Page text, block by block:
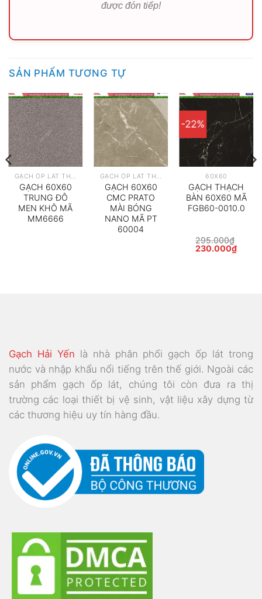
được đón tiếp!
SẢN PHẨM TƯƠNG TỰ
GẠCH ỐP LÁT THEO HÃNG
GẠCH 60X60
TRUNG ĐÔ
MEN KHÔ MÃ
MM6666
GẠCH ỐP LÁT THEO HÃNG
GẠCH 60X60
CMC PRATO
MÀI BÓNG
NANO MÃ PT
60004
-22%
60X60
GẠCH THẠCH
BÀN 60X60 MÃ
FGB60-0010.0
295.000₫
Giá
230.000₫Giá
Gạch Hải Yến là nhà phân phối gạch ốp lát trong
nước và nhập khẩu nổi tiếng trên thế giới. Ngoài các
sản phẩm gạch ốp lát, chúng tôi còn đưa ra thị
trường các loại thiết bị vệ sinh, vật liệu xây dựng từ
các thương hiệu uy tín hàng đầu.